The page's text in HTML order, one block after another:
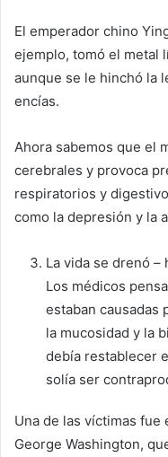
El emperador chino
ejemplo, tomó el metal
aunque se le hinchó la
encías.
Ahora sabemos que el
cerebrales y provoca
respiratorios y
como la depresión y la
La vida se drenó –
Los médicos
estaban causadas
la mucosidad y la
debía restablecer
solía ser
Una de las víctimas fue
George Washington,